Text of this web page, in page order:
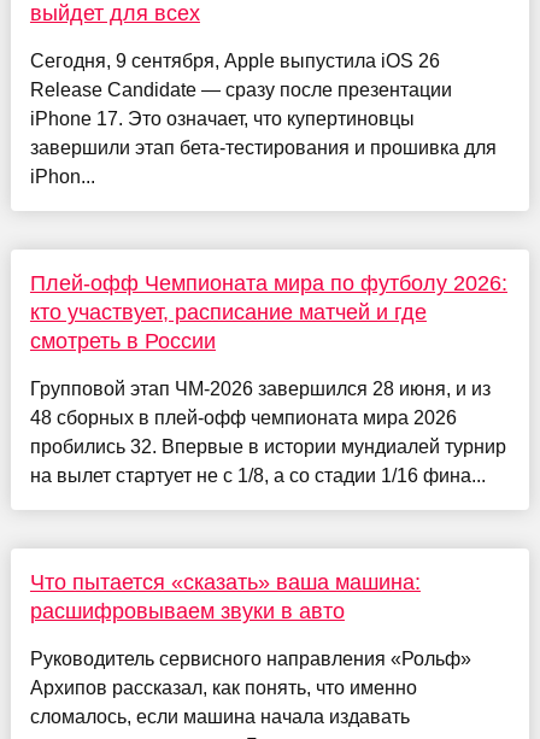
выйдет для всех
Сегодня, 9 сентября, Apple выпустила iOS 26
Release Candidate — сразу после презентации
iPhone 17. Это означает, что купертиновцы
завершили этап бета-тестирования и прошивка для
iPhon...
Плей-офф Чемпионата мира по футболу 2026:
кто участвует, расписание матчей и где
смотреть в России
Групповой этап ЧМ-2026 завершился 28 июня, и из
48 сборных в плей-офф чемпионата мира 2026
пробились 32. Впервые в истории мундиалей турнир
на вылет стартует не с 1/8, а со стадии 1/16 фина...
Что пытается «сказать» ваша машина:
расшифровываем звуки в авто
Руководитель сервисного направления «Рольф»
Архипов рассказал, как понять, что именно
сломалось, если машина начала издавать